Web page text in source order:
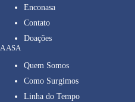
Enconasa
Contato
Doações
A ASA
Quem Somos
Como Surgimos
Linha do Tempo